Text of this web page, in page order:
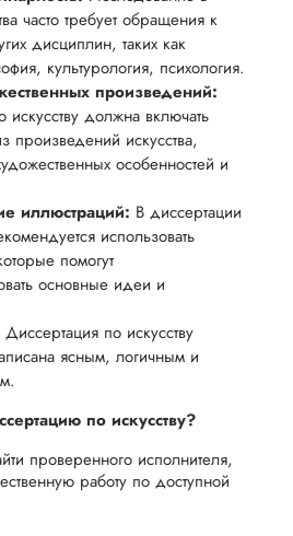
часто требует обращения к
дисциплин, таких как
культурология, психология.
произведений:
искусству должна включать
произведений искусства,
особенностей и
иллюстраций: В диссертации
использовать
помогут
основные идеи и
Диссертация по искусству
ясным, логичным и
по искусству?
проверенного исполнителя,
работу по доступной